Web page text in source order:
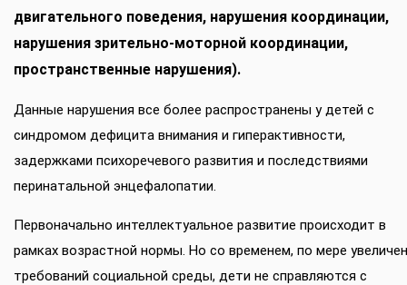
двигательного поведения, нарушения координации,
нарушения зрительно-моторной координации,
пространственные нарушения).
Данные нарушения все более распространены у детей с
синдромом дефицита внимания и гиперактивности,
задержками психоречевого развития и последствиями
перинатальной энцефалопатии.
Первоначально интеллектуальное развитие происходит в
рамках возрастной нормы. Но со временем, по мере
требований социальной среды, дети не справляются с